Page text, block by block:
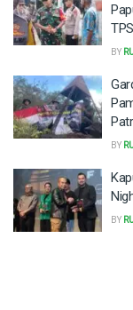
TPS
BY
BY
BY